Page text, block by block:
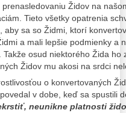
Židov na
Tieto všetky opatrenia
aby sa so Židmi, ktorí
a mali lepšie podmienky a
osud niektorého Žida
Židov mu akosi na srdci
o konvertovaných
v dobe, keď sa spustili
neunikne platnosti